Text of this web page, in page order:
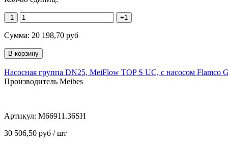
-1 +1
Сумма: 20 198,70 руб
Насосная группа DN25, MeiFlow TOP S UC, с насосом Flamco
Производитель Meibes
Артикул: M66911.36SH
30 506,50 руб / шт